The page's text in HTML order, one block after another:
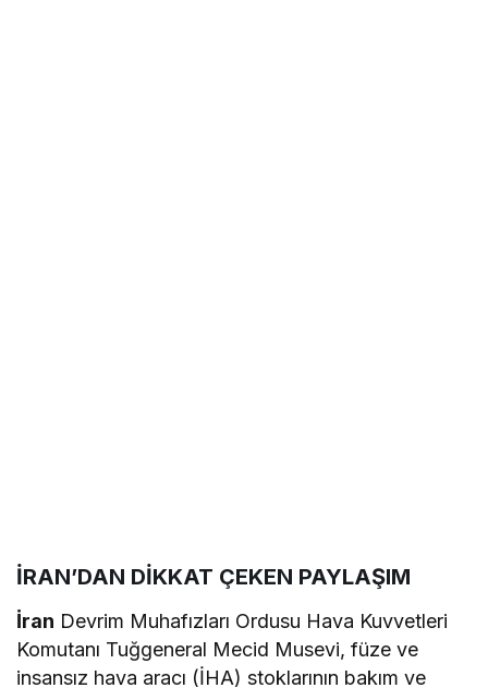
İRAN’DAN DİKKAT ÇEKEN PAYLAŞIM
İran Devrim Muhafızları Ordusu Hava Kuvvetleri
Komutanı Tuğgeneral Mecid Musevi, füze ve
insansız hava aracı (İHA) stoklarının bakım ve